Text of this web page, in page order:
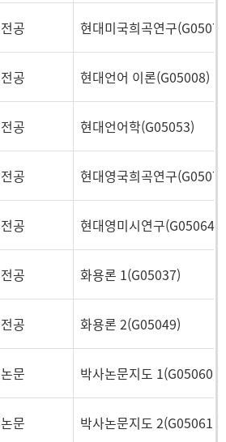
전공 현대미국희곡연구
전공 현대언어 이론(G05008)
전공 현대언어학(G05053)
전공 현대영국희곡연구
전공 현대영미시연구(G05064)
전공 화용론 1(G05037)
전공 화용론 2(G05049)
논문 박사논문지도 1(G05060)
논문 박사논문지도 2(G05061)